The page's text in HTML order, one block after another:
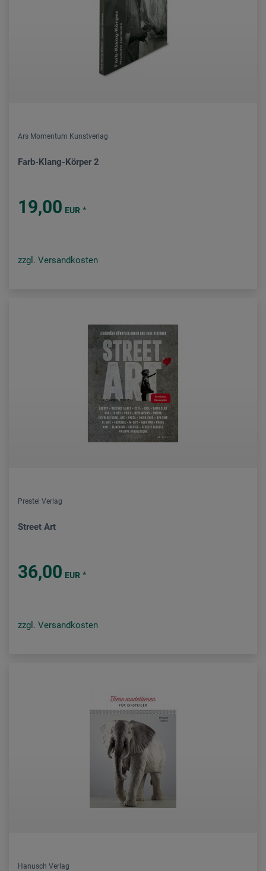
Ars Momentum Kunstverlag
Farb-Klang-Körper 2
19,00 EUR *
zzgl. Versandkosten
Prestel Verlag
Street Art
36,00 EUR *
zzgl. Versandkosten
Hanusch Verlag